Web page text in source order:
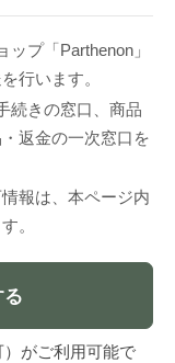
プ「Parthenon」
行います。
続きの窓口、商品
返金の一次窓口を
報は、本ページ内
。
がご利用可能で